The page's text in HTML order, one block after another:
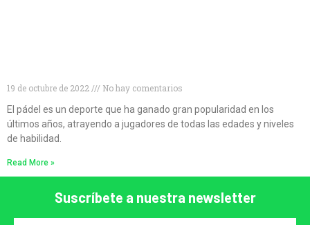
19 de octubre de 2022
No hay comentarios
El pádel es un deporte que ha ganado gran popularidad en los
últimos años, atrayendo a jugadores de todas las edades y niveles
de habilidad.
Read More »
Suscríbete a nuestra newsletter